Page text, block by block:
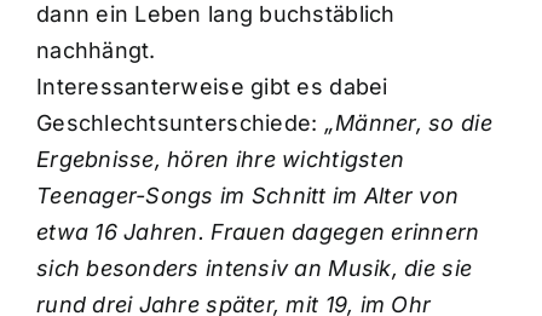
dann ein Leben lang buchstäblich
nachhängt.
Interessanterweise gibt es dabei
Geschlechtsunterschiede: „Männer, so die
Ergebnisse, hören ihre wichtigsten
Teenager-Songs im Schnitt im Alter von
etwa 16 Jahren. Frauen dagegen erinnern
sich besonders intensiv an Musik, die sie
rund drei Jahre später, mit 19, im Ohr